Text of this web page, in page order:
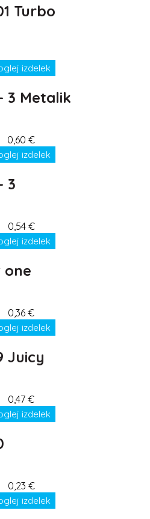
Turbo
izdelek
3 Metalik
0,60 €
izdelek
3
0,54 €
izdelek
one
0,36 €
izdelek
Juicy
0,47 €
izdelek
0,23 €
izdelek